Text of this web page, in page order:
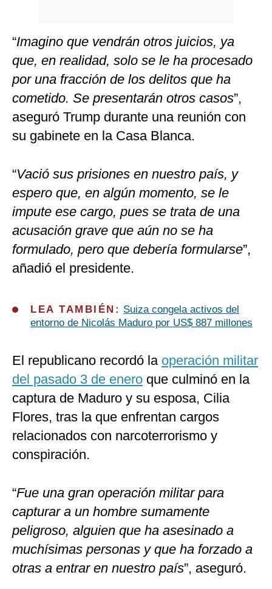
“Imagino que vendrán otros juicios, ya
que, en realidad, solo se le ha procesado
por una fracción de los delitos que ha
cometido. Se presentarán otros casos”,
aseguró Trump durante una reunión con
su gabinete en la Casa Blanca.
“Vació sus prisiones en nuestro país, y
espero que, en algún momento, se le
impute ese cargo, pues se trata de una
acusación grave que aún no se ha
formulado, pero que debería formularse”,
añadió el presidente.
LEA TAMBIÉN: Suiza congela activos del
entorno de Nicolás Maduro por US$ 887 millones
El republicano recordó la operación militar
del pasado 3 de enero que culminó en la
captura de Maduro y su esposa, Cilia
Flores, tras la que enfrentan cargos
relacionados con narcoterrorismo y
conspiración.
“Fue una gran operación militar para
capturar a un hombre sumamente
peligroso, alguien que ha asesinado a
muchísimas personas y que ha forzado a
otras a entrar en nuestro país”, aseguró.